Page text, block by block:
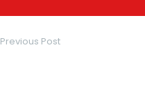
Previous Post